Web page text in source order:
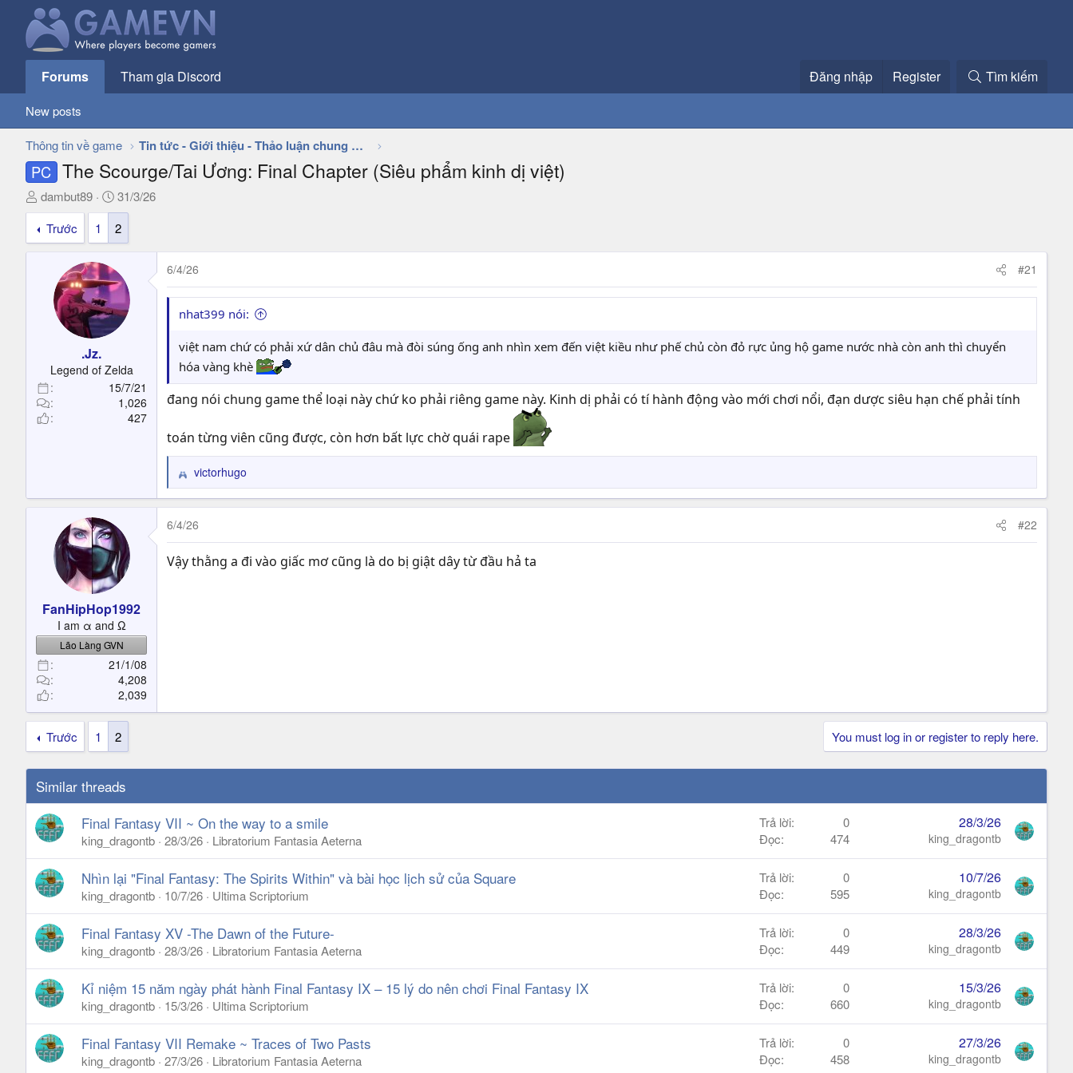
Forums Tham gia Discord Đăng nhập Register Tìm kiếm
New posts
Thông tin về game Tin tức - Giới thiệu - Thảo luận chung về game
PC The Scourge/Tai Ương: Final Chapter (Siêu phẩm kinh dị việt)
T
h
e
e
r
dambut89
N
g
à
y
ử
31/3/26
Trước
1 2
.Jz.
Legend of Zelda
15/7/21
1,026
427
6/4/26 #21
nhat399 nói:
việt nam chứ có phải xứ dân chủ đâu mà đòi súng ống anh nhìn xem đến việt kiều như phế chủ còn đỏ rực ủng hộ game nước nhà còn anh thì chuyển
hóa vàng khè
đang nói chung game thể loại này chứ ko phải riêng game này. Kinh dị phải có tí hành động vào mới chơi nổi, đạn dược siêu hạn chế phải tính
toán từng viên cũng được, còn hơn bất lực chờ quái rape
R
e
a
c
t
i
o
victorhugo
FanHipHop1992
I am α and Ω
Lão Làng GVN
21/1/08
4,208
2,039
6/4/26 #22
Vậy thằng a đi vào giấc mơ cũng là do bị giật dây từ đầu hả ta
Trước 1 2 You must log in or register to reply here.
Similar threads
Final Fantasy VII ~ On the way to a smile
king_dragontb 28/3/26 Libratorium Fantasia Aeterna
Trả lời
0
Đọc
474
28/3/26
king_dragontb
Nhìn lại "Final Fantasy: The Spirits Within" và bài học lịch sử của Square
king_dragontb 10/7/26 Ultima Scriptorium
Trả lời
0
Đọc
595
10/7/26
king_dragontb
Final Fantasy XV -The Dawn of the Future-
king_dragontb 28/3/26 Libratorium Fantasia Aeterna
Trả lời
0
Đọc
449
28/3/26
king_dragontb
Kỉ niệm 15 năm ngày phát hành Final Fantasy IX – 15 lý do nên chơi Final Fantasy IX
king_dragontb 15/3/26 Ultima Scriptorium
Trả lời
0
Đọc
660
15/3/26
king_dragontb
Final Fantasy VII Remake ~ Traces of Two Pasts
king_dragontb 27/3/26 Libratorium Fantasia Aeterna
Trả lời
0
Đọc
458
27/3/26
king_dragontb